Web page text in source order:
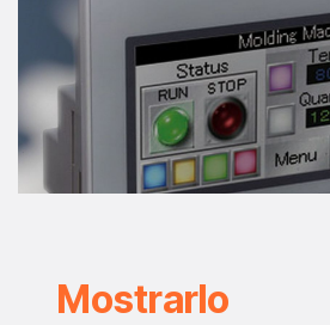
Mostrarlo